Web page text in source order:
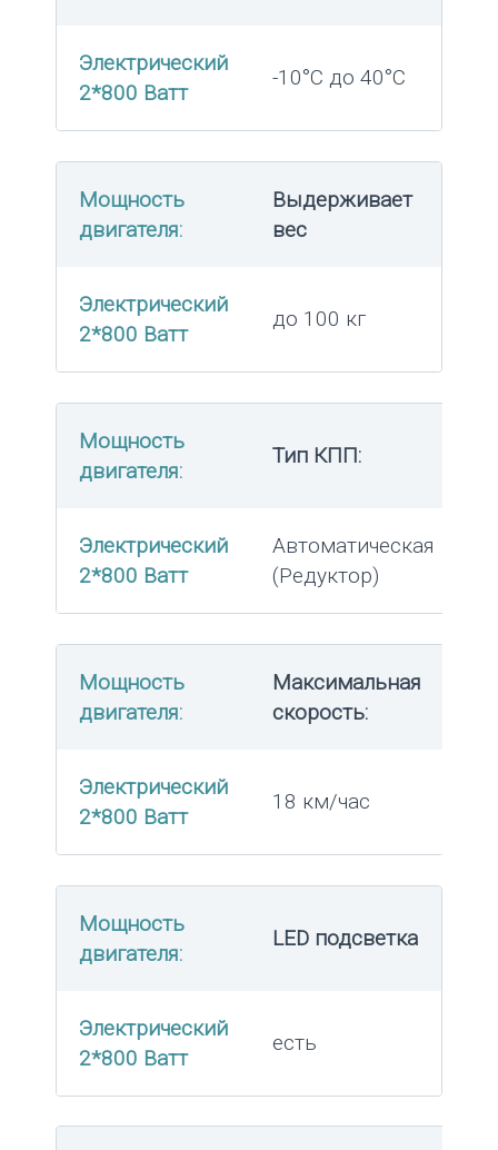
Электрический
2*800 Ватт
-10°C до 40°C
Мощность
двигателя:
Выдерживает
вес
Электрический
2*800 Ватт
до 100 кг
Мощность
двигателя:
Тип КПП:
Электрический
2*800 Ватт
Автоматическая
(Редуктор)
Мощность
двигателя:
Максимальная
скорость:
Электрический
2*800 Ватт
18 км/час
Мощность
двигателя:
LED подсветка
Электрический
2*800 Ватт
есть